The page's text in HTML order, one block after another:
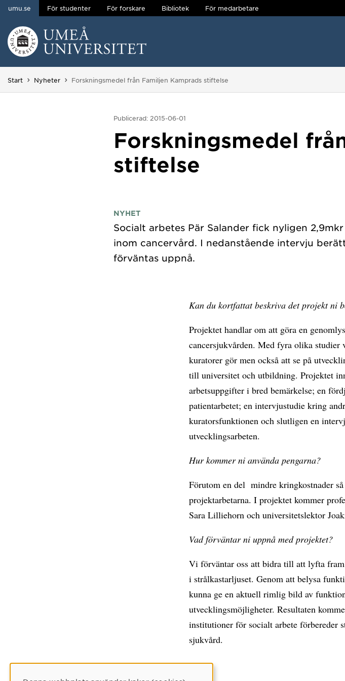
Hoppa direkt till innehållet
umu.se För studenter För forskare Bibliotek För medarbetare
Start Nyheter Du är här:
Forskningsmedel från Familjen Kamprads stiftelse
Publicerad: 2015-06-01
Forskningsmedel
stiftelse
NYHET
Socialt arbetes Pär Salander fick nyligen
inom cancervård. I nedanstående intervju
Kan du kortfattat beskriva det projekt ni
Projektet handlar om att göra en
cancersjukvården. Med fyra olika
kuratorer gör men också att se på
till universitet och utbildning. Projektet
arbetsuppgifter i bred bemärkelse; en
patientarbetet; en intervjustudie kring
kuratorsfunktionen och slutligen en
utvecklingsarbeten.
Hur kommer ni använda pengarna?
Förutom en del mindre kringkostnader
projektarbetarna. I projektet kommer
Sara Lilliehorn och universitetslektor
Vad förväntar ni uppnå med projektet?
Vi förväntar oss att bidra till att lyfta
i strålkastarljuset. Genom att belysa
kunna ge en aktuell rimlig bild av
utvecklingsmöjligheter. Resultaten
institutioner för socialt arbete förbereder
sjukvård.